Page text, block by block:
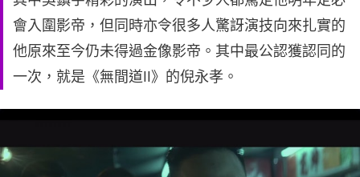
會入圍影帝，但同時亦令很多人驚訝演技向來扎實的
他原來至今仍未得過金像影帝。其中最公認獲認同的
一次，就是《無間道II》的倪永孝。